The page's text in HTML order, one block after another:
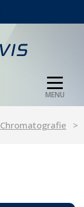
MENU
Chromatografie